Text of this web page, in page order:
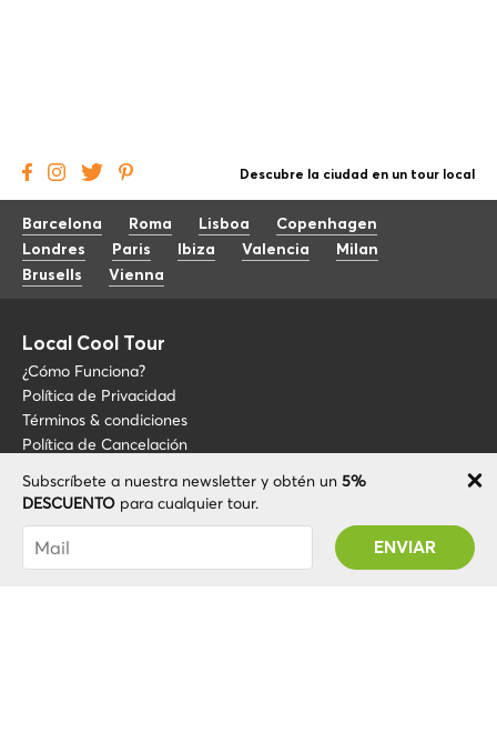
Subscríbete a nuestra newsletter y obtén un 5%
DESCUENTO para cualquier tour.
Has sido suscrito con éxito! Recibirás tu código
de promoción después de validar tu cuenta
Descubre la ciudad en un tour local
Barcelona Roma Lisboa
Copenhagen
Londres
Paris Ibiza Valencia
Milan
Brusells
Vienna
Local Cool Tour
¿Cómo Funciona?
Política de Privacidad
Términos & condiciones
Política de Cancelación
Blog
Sobre LCT
FAQ
Conviértete en guía
+34 675 176 220